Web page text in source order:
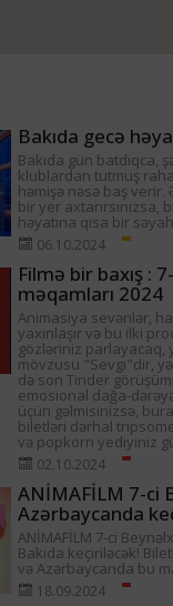
Bakıda gecə
Bakıda gün batdıqca,
klublardan tutmuş
həmişə nəsə baş verir.
bir yer axtarırsınızsa,
həyatına qısa bir
06.10.2024
Filmə bir baxış :
məqamları 2024
Animasiya sevənlər,
yaxınlaşır və bu ilki
gözləriniz parlayacaq,
mövzusu "Sevgi"dir,
də son Tinder
emosional dağa-
üçün gəlmisinizsə,
biletləri dərhal
və popkorn yediyiniz
02.10.2024
ANİMAFİLM 7-ci
Azərbaycanda
ANİMAFİLM 7-ci
Bakıda keçiriləcək!
və Azərbaycanda bu
18.09.2024